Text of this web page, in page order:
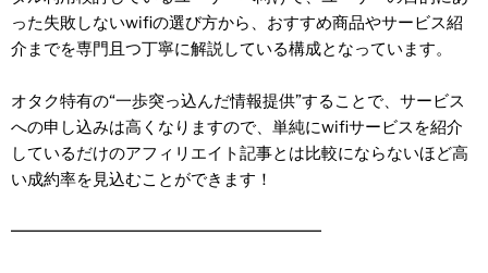
った失敗しないwifiの選び方から、おすすめ商品やサービス紹
介までを専門且つ丁寧に解説している構成となっています。
オタク特有の“一歩突っ込んだ情報提供”することで、サービス
への申し込みは高くなりますので、単純にwifiサービスを紹介
しているだけのアフィリエイト記事とは比較にならないほど高
い成約率を見込むことができます！
━━━━━━━━━━━━━━━━━━━